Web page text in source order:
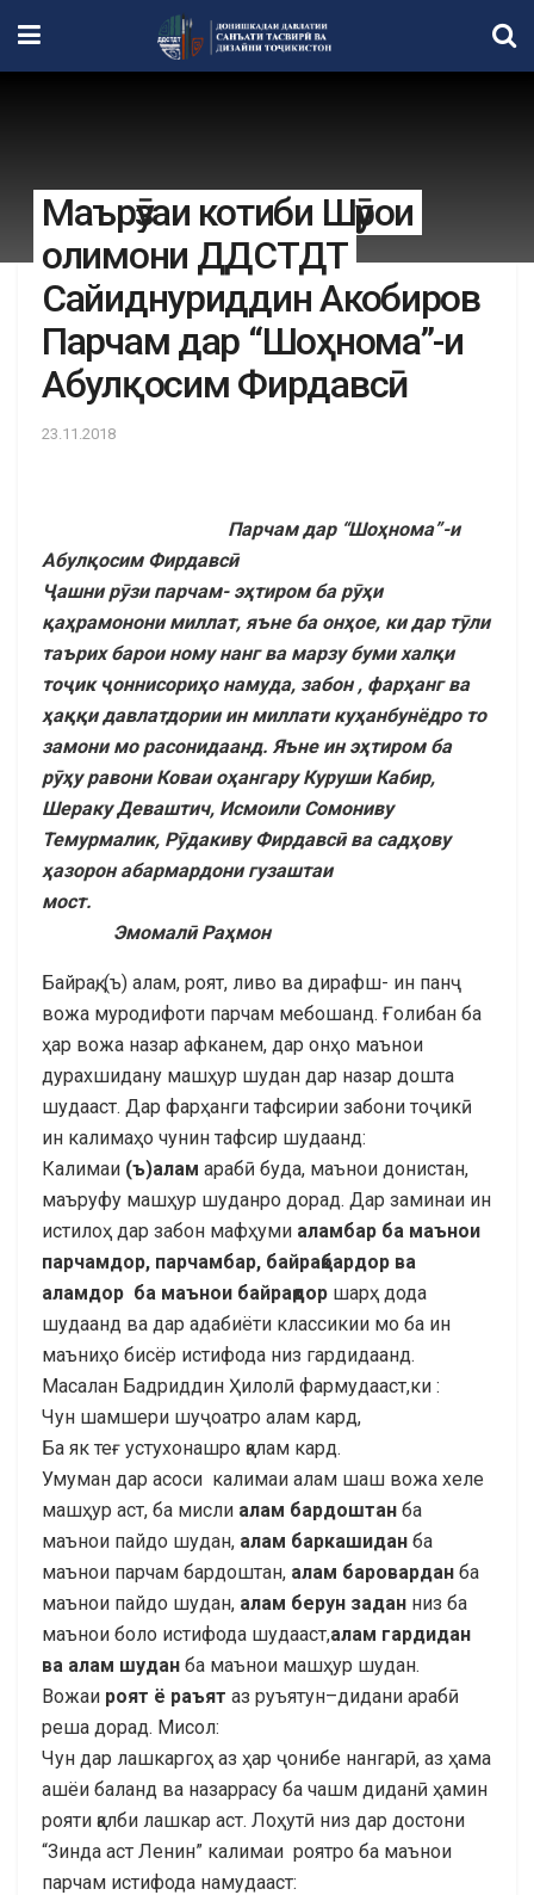
Маърӯзаи котиби Шӯрои
олимони ДДСТДТ
Сайиднуриддин Акобиров
Парчам дар “Шоҳнома”-и
Абулқосим Фирдавсӣ
23.11.2018
Парчам дар “Шоҳнома”-и
Абулқосим Фирдавсӣ
Ҷашни рӯзи парчам- эҳтиром ба рӯҳи
қаҳрамонони миллат, яъне ба онҳое, ки дар тӯли
таърих барои ному нанг ва марзу буми халқи
тоҷик ҷоннисориҳо намуда, забон , фарҳанг ва
ҳаққи давлатдории ин миллати куҳанбунёдро то
замони мо расонидаанд. Яъне ин эҳтиром ба
рӯҳу равони Коваи оҳангару Куруши Кабир,
Шераку Деваштич, Исмоили Сомониву
Темурмалик, Рӯдакиву Фирдавсӣ ва садҳову
ҳазорон абармардони гузаштаи
мост.
Эмомалӣ Раҳмон
Байрақ, (ъ) алам, роят, ливо ва дирафш- ин панҷ
вожа муродифоти парчам мебошанд. Ғолибан ба
ҳар вожа назар афканем, дар онҳо маънои
дурахшидану машҳур шудан дар назар дошта
шудааст. Дар фарҳанги тафсирии забони тоҷикӣ
ин калимаҳо чунин тафсир шудаанд:
Калимаи (ъ)алам арабӣ буда, маънои донистан,
маъруфу машҳур шуданро дорад. Дар заминаи ин
истилоҳ дар забон мафҳуми аламбар ба маънои
парчамдор, парчамбар, байрақбардор ва
аламдор ба маънои байрақдор шарҳ дода
шудаанд ва дар адабиёти классикии мо ба ин
маъниҳо бисёр истифода низ гардидаанд.
Масалан Бадриддин Ҳилолӣ фармудааст,ки :
Чун шамшери шуҷоатро алам кард,
Ба як теғ устухонашро қалам кард.
Умуман дар асоси калимаи алам шаш вожа хеле
машҳур аст, ба мисли алам бардоштан ба
маънои пайдо шудан, алам баркашидан ба
маънои парчам бардоштан, алам баровардан ба
маънои пайдо шудан, алам берун задан низ ба
маънои боло истифода шудааст,алам гардидан
ва алам шудан ба маънои машҳур шудан.
Вожаи роят ё раъят аз руъятун–дидани арабӣ
реша дорад. Мисол:
Чун дар лашкаргоҳ аз ҳар ҷонибе нангарӣ, аз ҳама
ашёи баланд ва назаррасу ба чашм диданӣ ҳамин
рояти қалби лашкар аст. Лоҳутӣ низ дар достони
“Зинда аст Ленин” калимаи роятро ба маънои
парчам истифода намудааст: